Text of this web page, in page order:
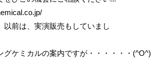
前は、実演販売もしていまし
グケミカルの案内ですが・・・・・・(^O^)